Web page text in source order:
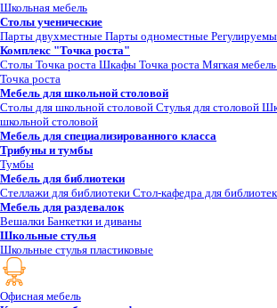
Школьная мебель
Столы ученические
Парты двухместные Парты одноместные
Комплекс "Точка роста"
Столы Точка роста Шкафы Точка роста Мягкая
Точка роста
Мебель для школьной столовой
Столы для школьной столовой Стулья для столовой
школьной столовой
Мебель для специализированного класса
Трибуны и тумбы
Тумбы
Мебель для библиотеки
Стеллажи для библиотеки Стол-кафедра для
Мебель для раздевалок
Вешалки Банкетки и диваны
Школьные стулья
Школьные стулья пластиковые
Офисная мебель